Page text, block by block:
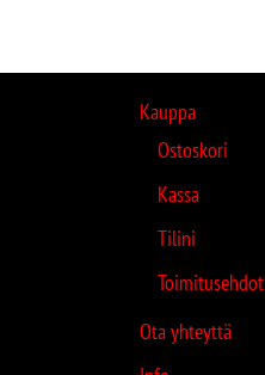
Kauppa
Ostoskori
Kassa
Tilini
Toimitusehdot
Ota yhteyttä